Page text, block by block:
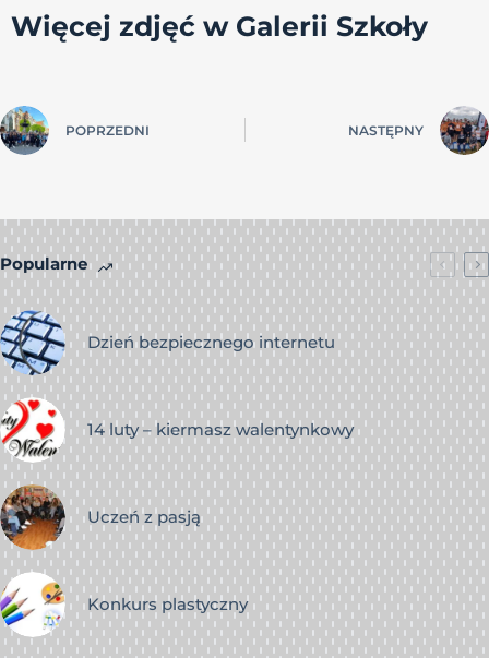
Więcej zdjęć w Galerii Szkoły
POPRZEDNI NASTĘPNY
Popularne
Dzień bezpiecznego internetu
14 luty – kiermasz walentynkowy
Uczeń z pasją
Konkurs plastyczny